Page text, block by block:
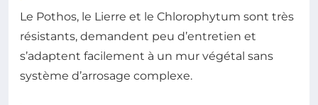
Le Pothos, le Lierre et le Chlorophytum sont très
résistants, demandent peu d’entretien et
s’adaptent facilement à un mur végétal sans
système d’arrosage complexe.